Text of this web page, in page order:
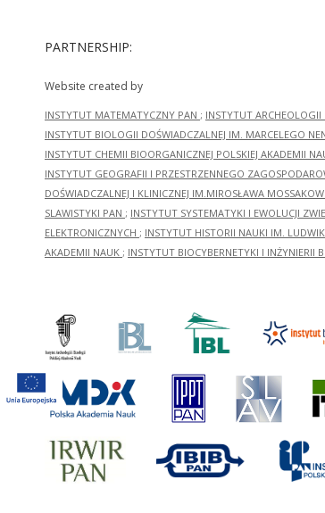
PARTNERSHIP:
Website created by
INSTYTUT MATEMATYCZNY PAN ; INSTYTUT
INSTYTUT BIOLOGII DOŚWIADCZALNEJ IM. MARCELEGO
INSTYTUT CHEMII BIOORGANICZNEJ POLSKIEJ AKADEMII
INSTYTUT GEOGRAFII I PRZESTRZENNEGO
DOŚWIADCZALNEJ I KLINICZNEJ IM.MIROSŁAWA
SLAWISTYKI PAN ; INSTYTUT SYSTEMATYKI I EWOLUCJI
ELEKTRONICZNYCH ; INSTYTUT HISTORII NAUKI IM.
AKADEMII NAUK ; INSTYTUT BIOCYBERNETYKI I INŻYNIERII